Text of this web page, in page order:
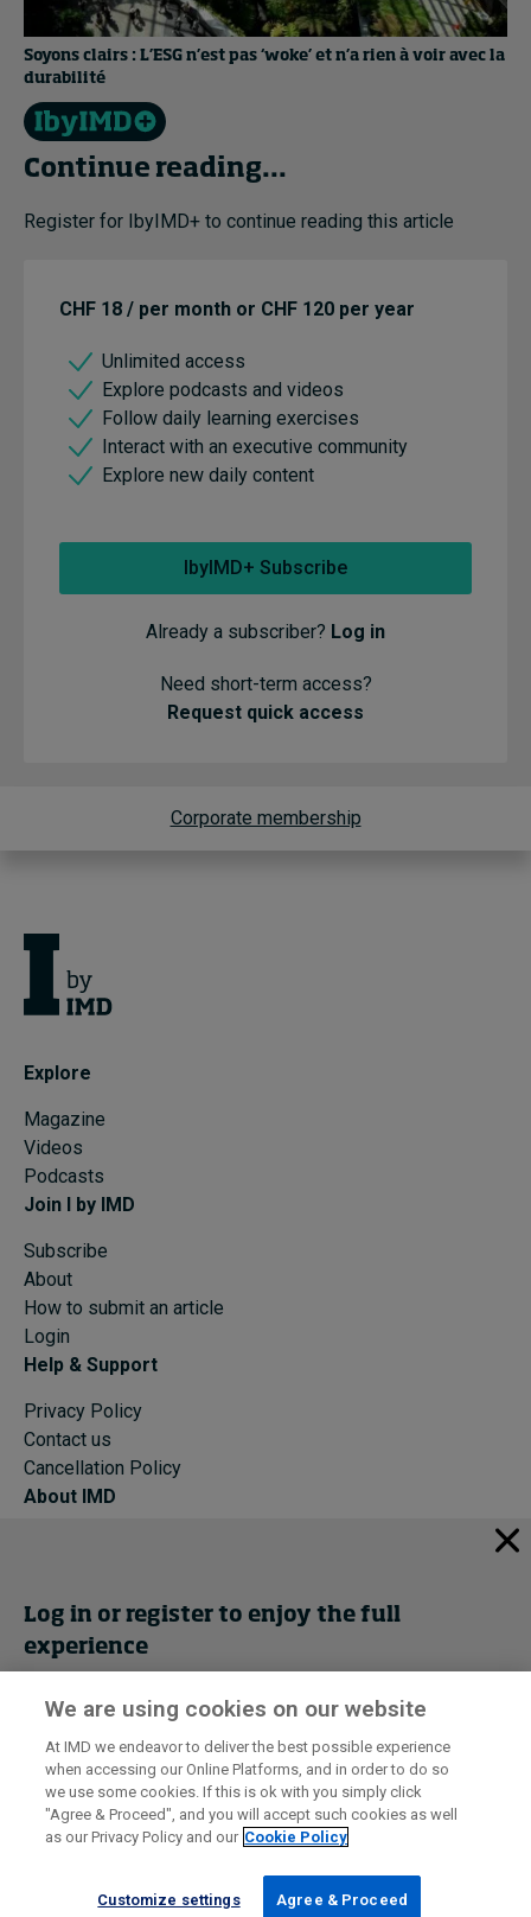
Soyons clairs : L’ESG n’est pas ‘woke’ et n’a rien à voir avec la
durabilité
Continue reading...
Register for IbyIMD+ to continue reading this article
CHF 18 / per month or CHF 120 per year
Unlimited access
Explore podcasts and videos
Follow daily learning exercises
Interact with an executive community
Explore new daily content
IbyIMD+ Subscribe
Already a subscriber? Log in
Need short-term access?
Request quick access
Corporate membership
Explore
Magazine
Videos
Podcasts
Join I by IMD
Subscribe
About
How to submit an article
Login
Help & Support
Privacy Policy
Contact us
Cancellation Policy
About IMD
Programs
Events
Cancellation Policy Privacy
I by IMD is produced by theInstitute for Management Development
© 2026 IMD
Log in or register to enjoy the full
experience
Get trial access
Register Now
We are using cookies on our website
At IMD we endeavor to deliver the best possible experience
when accessing our Online Platforms, and in order to do so
we use some cookies. If this is ok with you simply click
"Agree & Proceed", and you will accept such cookies as well
as our Privacy Policy and our Cookie Policy
Customize settings Agree & Proceed